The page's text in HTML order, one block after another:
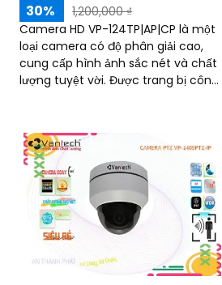
30%
1,200,000 ₫
Camera HD VP-124TP|AP|CP là một
loại camera có độ phân giải cao,
cung cấp hình ảnh sắc nét và chất
lượng tuyệt vời. Được trang bị công